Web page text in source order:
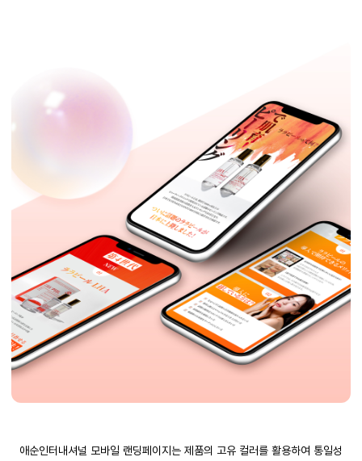
애순인터내셔널 모바일 랜딩페이지는 제품의 고유 컬러를 활용하여 통일성